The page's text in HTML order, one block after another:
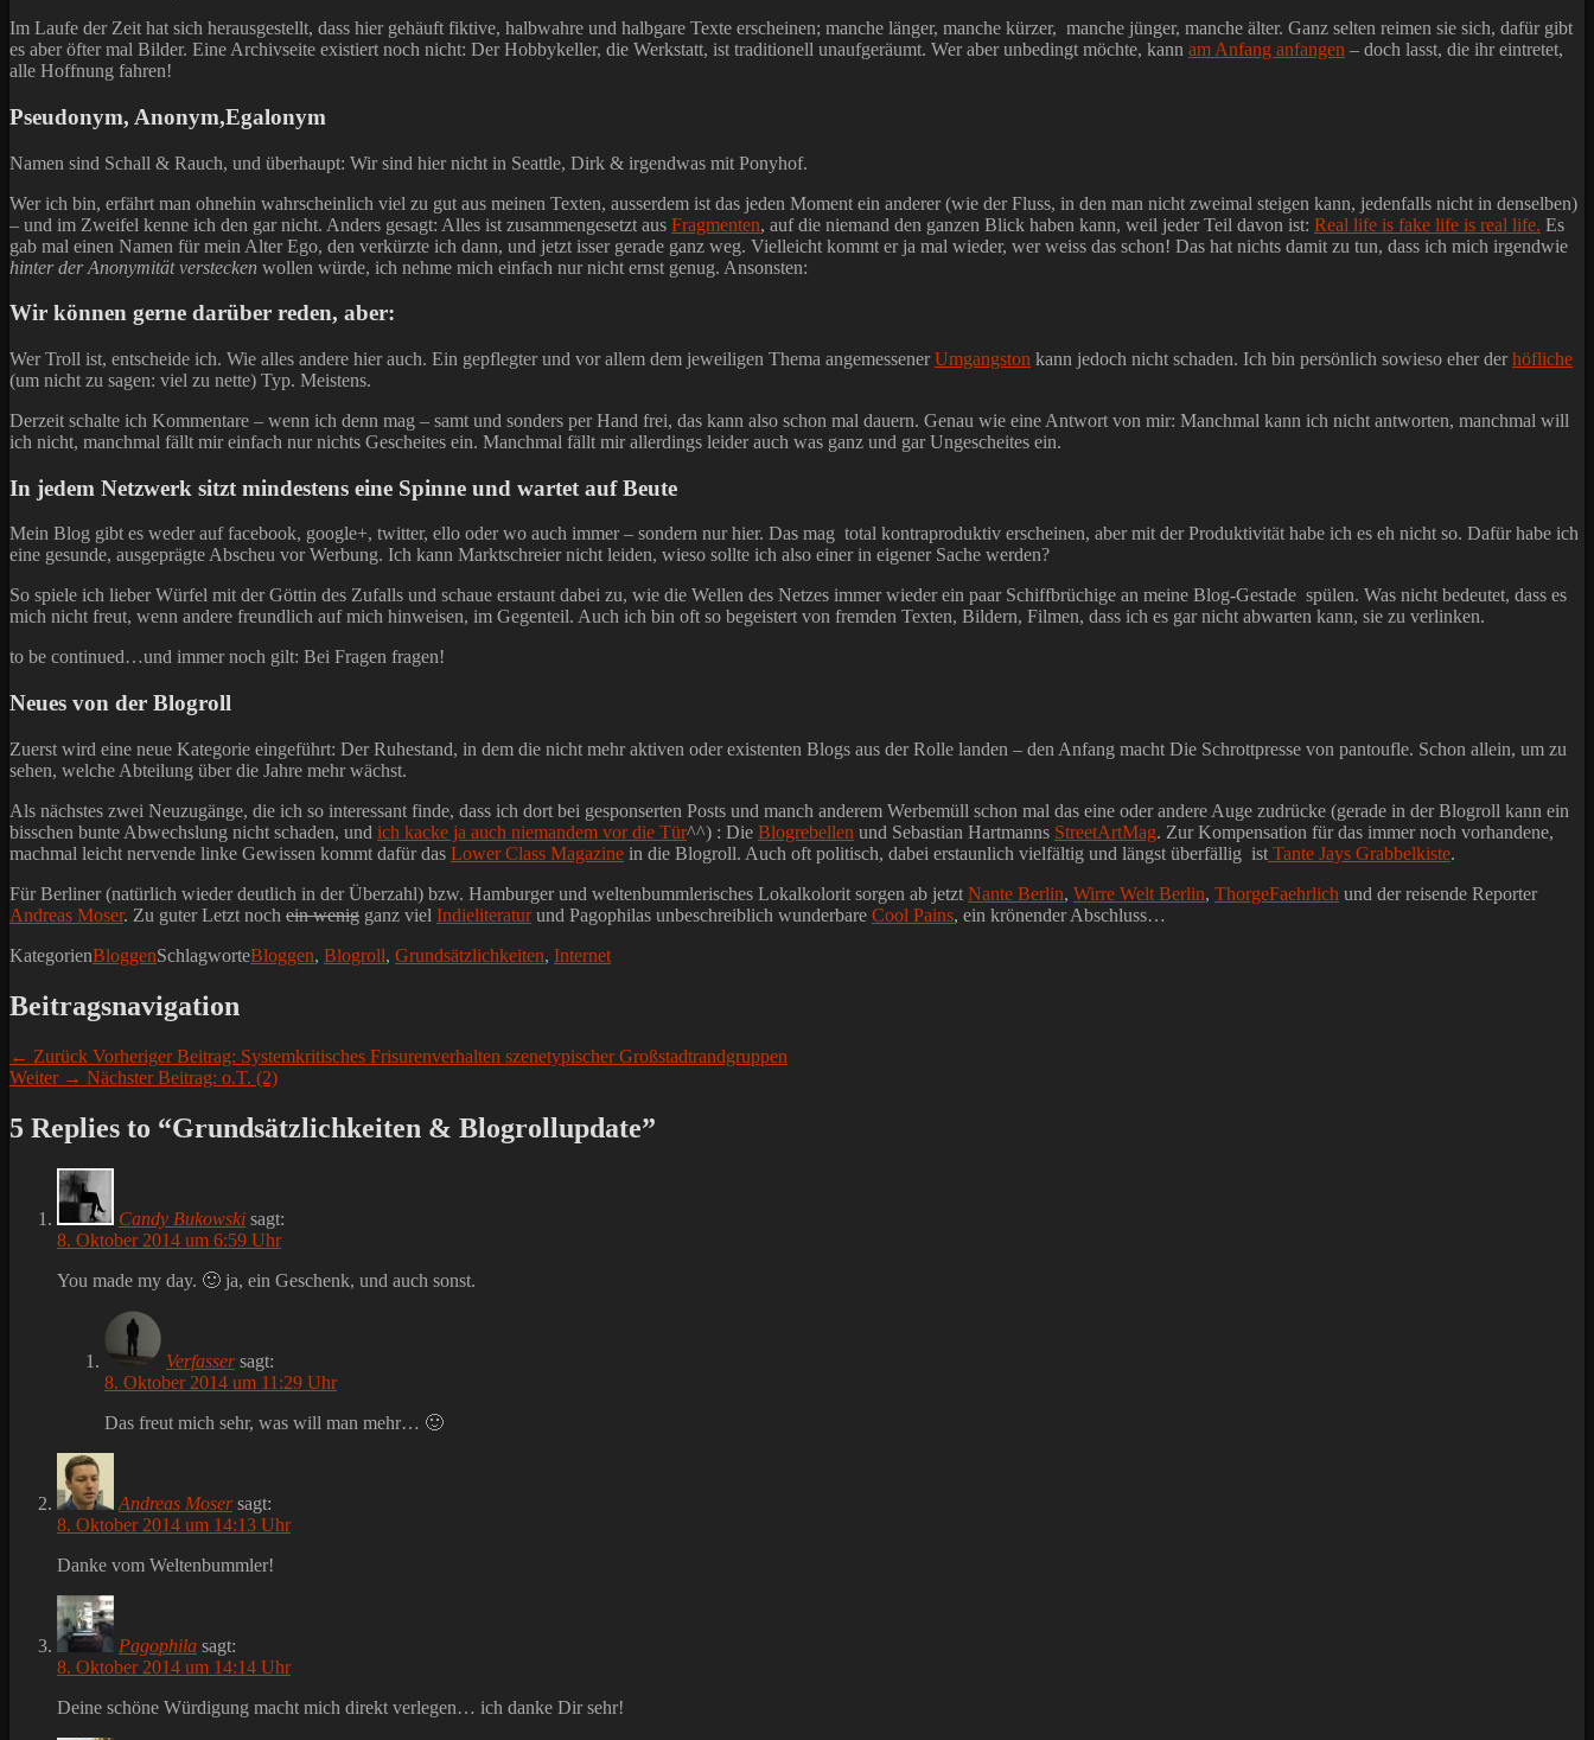
Im Laufe der Zeit hat sich herausgestellt, dass hier gehäuft fiktive, halbwahre und halbgare Texte erscheinen; manche länger, manche kürzer, manche jünger, manche älter. Ganz selten reimen sie sich, dafür gibt
es aber öfter mal Bilder. Eine Archivseite existiert noch nicht: Der Hobbykeller, die Werkstatt, ist traditionell unaufgeräumt. Wer aber unbedingt möchte, kann am Anfang anfangen – doch lasst, die ihr eintretet,
alle Hoffnung fahren!
Pseudonym, Anonym,Egalonym
Namen sind Schall & Rauch, und überhaupt: Wir sind hier nicht in Seattle, Dirk & irgendwas mit Ponyhof.
Wer ich bin, erfährt man ohnehin wahrscheinlich viel zu gut aus meinen Texten, ausserdem ist das jeden Moment ein anderer (wie der Fluss, in den man nicht zweimal steigen kann, jedenfalls nicht in denselben)
– und im Zweifel kenne ich den gar nicht. Anders gesagt: Alles ist zusammengesetzt aus Fragmenten, auf die niemand den ganzen Blick haben kann, weil jeder Teil davon ist: Real life is fake life is real life. Es
gab mal einen Namen für mein Alter Ego, den verkürzte ich dann, und jetzt isser gerade ganz weg. Vielleicht kommt er ja mal wieder, wer weiss das schon! Das hat nichts damit zu tun, dass ich mich irgendwie
hinter der Anonymität verstecken wollen würde, ich nehme mich einfach nur nicht ernst genug. Ansonsten:
Wir können gerne darüber reden, aber:
Wer Troll ist, entscheide ich. Wie alles andere hier auch. Ein gepflegter und vor allem dem jeweiligen Thema angemessenerUmgangston kann jedoch nicht schaden. Ich bin persönlich sowieso eher derhöfliche
(um nicht zu sagen: viel zu nette) Typ. Meistens.
Derzeit schalte ich Kommentare – wenn ich denn mag – samt und sonders per Hand frei, das kann also schon mal dauern. Genau wie eine Antwort von mir: Manchmal kann ich nicht antworten, manchmal will
ich nicht, manchmal fällt mir einfach nur nichts Gescheites ein. Manchmal fällt mir allerdings leider auch was ganz und gar Ungescheites ein.
In jedem Netzwerk sitzt mindestens eine Spinne und wartet auf Beute
Mein Blog gibt es weder auf facebook, google+, twitter, ello oder wo auch immer – sondern nur hier. Das mag total kontraproduktiv erscheinen, aber mit der Produktivität habe ich es eh nicht so. Dafür habe ich
eine gesunde, ausgeprägte Abscheu vor Werbung. Ich kann Marktschreier nicht leiden, wieso sollte ich also einer in eigener Sache werden?
So spiele ich lieber Würfel mit der Göttin des Zufalls und schaue erstaunt dabei zu, wie die Wellen des Netzes immer wieder ein paar Schiffbrüchige an meine Blog-Gestade spülen. Was nicht bedeutet, dass es
mich nicht freut, wenn andere freundlich auf mich hinweisen, im Gegenteil. Auch ich bin oft so begeistert von fremden Texten, Bildern, Filmen, dass ich es gar nicht abwarten kann, sie zu verlinken.
to be continued…und immer noch gilt: Bei Fragen fragen!
Neues von der Blogroll
Zuerst wird eine neue Kategorie eingeführt: Der Ruhestand, in dem die nicht mehr aktiven oder existenten Blogs aus der Rolle landen – den Anfang macht Die Schrottpresse von pantoufle. Schon allein, um zu
sehen, welche Abteilung über die Jahre mehr wächst.
Als nächstes zwei Neuzugänge, die ich so interessant finde, dass ich dort bei gesponserten Posts und manch anderem Werbemüll schon mal das eine oder andere Auge zudrücke (gerade in der Blogroll kann ein
bisschen bunte Abwechslung nicht schaden, und ich kacke ja auch niemandem vor die Tür^^) : Die Blogrebellen und Sebastian Hartmanns StreetArtMag. Zur Kompensation für das immer noch vorhandene,
machmal leicht nervende linke Gewissen kommt dafür das Lower Class Magazine in die Blogroll. Auch oft politisch, dabei erstaunlich vielfältig und längst überfällig ist Tante Jays Grabbelkiste.
Für Berliner (natürlich wieder deutlich in der Überzahl) bzw. Hamburger und weltenbummlerisches Lokalkolorit sorgen ab jetzt Nante Berlin, Wirre Welt Berlin, ThorgeFaehrlich und der reisende Reporter
Andreas Moser. Zu guter Letzt noch ein wenig ganz viel Indieliteraturund Pagophilas unbeschreiblich wunderbare Cool Pains, ein krönender Abschluss…
KategorienBloggenSchlagworteBloggen, Blogroll, Grundsätzlichkeiten, Internet
Beitragsnavigation
← Zurück Vorheriger Beitrag: Systemkritisches Frisurenverhalten szenetypischer Großstadtrandgruppen
Weiter → Nächster Beitrag: o.T. (2)
5 Replies to “Grundsätzlichkeiten & Blogrollupdate”
Candy Bukowski sagt:
8. Oktober 2014 um 6:59 Uhr
You made my day. 🙂 ja, ein Geschenk, und auch sonst.
Verfasser sagt:
8. Oktober 2014 um 11:29 Uhr
Das freut mich sehr, was will man mehr… 🙂
Andreas Moser sagt:
8. Oktober 2014 um 14:13 Uhr
Danke vom Weltenbummler!
Pagophila sagt:
8. Oktober 2014 um 14:14 Uhr
Deine schöne Würdigung macht mich direkt verlegen… ich danke Dir sehr!